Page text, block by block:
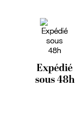
Expédié
sous 48h